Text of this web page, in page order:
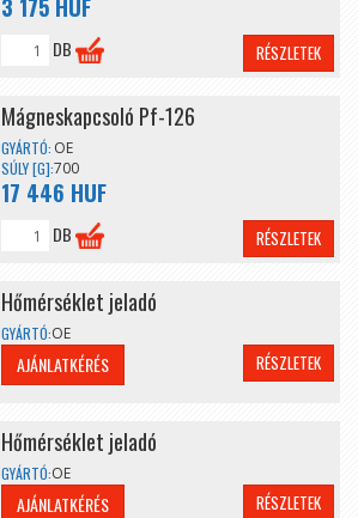
3 175 HUF
DB RÉSZLETEK
Mágneskapcsoló Pf-126
GYÁRTÓ: OE
SÚLY [G]:700
17 446 HUF
DB RÉSZLETEK
Hőmérséklet jeladó
GYÁRTÓ:OE
AJÁNLATKÉRÉS RÉSZLETEK
Hőmérséklet jeladó
GYÁRTÓ:OE
AJÁNLATKÉRÉS RÉSZLETEK